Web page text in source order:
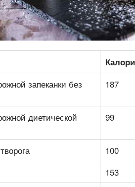
запеканки без
187
диетической
99
100
153